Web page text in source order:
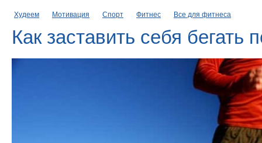
Худеем Мотивация Спорт Фитнес Все для фитнеса
Как заставить себя бегать